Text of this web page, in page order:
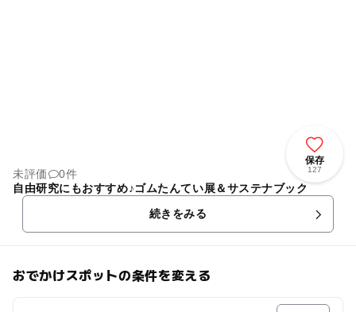
保存
127
未評価
0件
自由研究にもおすすめ♪ゴムたんてい展＆サステナブック
続きをみる
おでかけスポットの条件を変える